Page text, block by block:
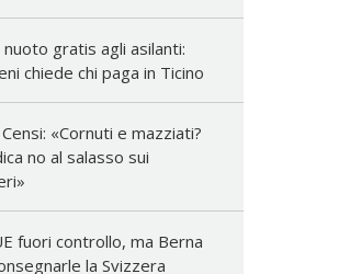
nuoto gratis agli asilanti:
chiede chi paga in Ticino
«Cornuti e mazziati?
no al salasso sui
fuori controllo, ma Berna
la Svizzera